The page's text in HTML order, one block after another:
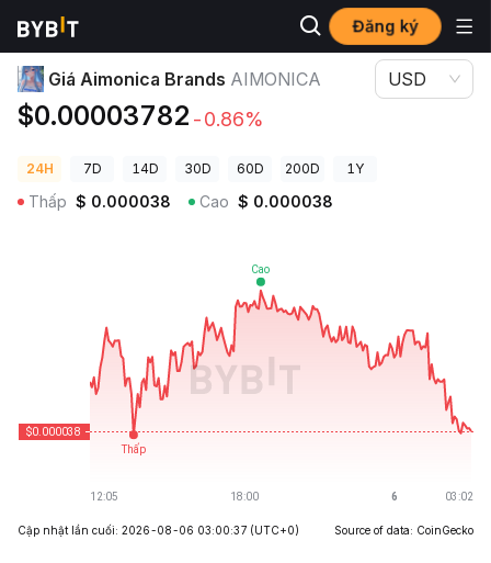
Đăng ký
Giá Tiền Điện Tử Giá Aimonica Brands AIMONICA
Giá Aimonica Brands AIMONICA
$0.00003782 -0.86%
USD
24H 7D 14D 30D 60D 200D 1Y
Thấp $ 0.000038 Cao $ 0.000038
Cập nhật lần cuối: 2026-08-06 03:00:37 (UTC+0) Source of data: CoinGecko